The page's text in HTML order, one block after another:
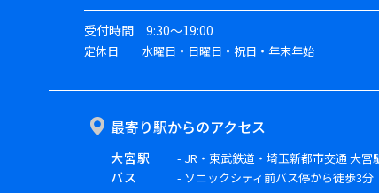
受付時間 9:30～19:00
定休日 水曜日・日曜日・祝日・年末年始
最寄り駅からのアクセス
大宮駅 - JR・東武鉄道・埼玉新都市交通 大宮
バス - ソニックシティ前バス停から徒歩3分